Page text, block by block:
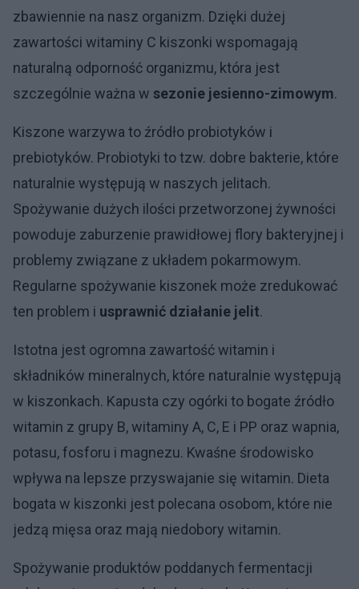
zbawiennie na nasz organizm. Dzięki dużej
zawartości witaminy C kiszonki wspomagają
naturalną odporność organizmu, która jest
szczególnie ważna w sezonie jesienno-zimowym.
Kiszone warzywa to źródło probiotyków i
prebiotyków. Probiotyki to tzw. dobre bakterie, które
naturalnie występują w naszych jelitach.
Spożywanie dużych ilości przetworzonej żywności
powoduje zaburzenie prawidłowej flory bakteryjnej i
problemy związane z układem pokarmowym.
Regularne spożywanie kiszonek może zredukować
ten problem i usprawnić działanie jelit.
Istotna jest ogromna zawartość witamin i
składników mineralnych, które naturalnie występują
w kiszonkach. Kapusta czy ogórki to bogate źródło
witamin z grupy B, witaminy A, C, E i PP oraz wapnia,
potasu, fosforu i magnezu. Kwaśne środowisko
wpływa na lepsze przyswajanie się witamin. Dieta
bogata w kiszonki jest polecana osobom, które nie
jedzą mięsa oraz mają niedobory witamin.
Spożywanie produktów poddanych fermentacji